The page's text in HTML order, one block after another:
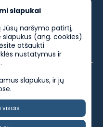
politika
slapukai
Jūsų naršymo patirtį,
(ang. cookies).
atšaukti
nustatymus ir
slapukus, ir jų
.
visais